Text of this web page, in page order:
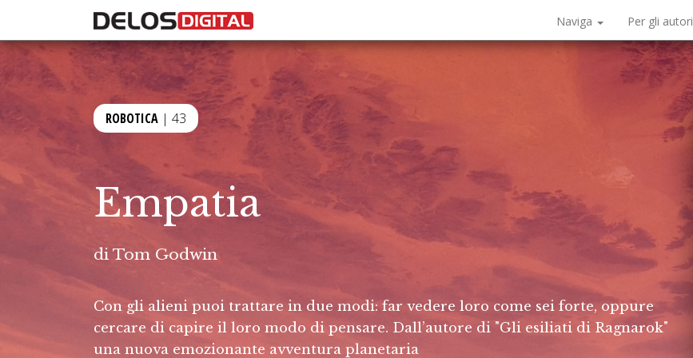
Naviga Per gli autori
ROBOTICA | 43
Empatia
di Tom Godwin
Con gli alieni puoi trattare in due modi: far vedere loro come sei forte, oppure
cercare di capire il loro modo di pensare. Dall’autore di "Gli esiliati di Ragnarok"
una nuova emozionante avventura planetaria